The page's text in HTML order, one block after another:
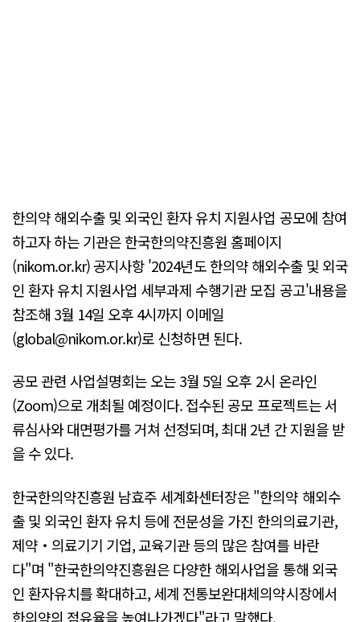
한의약 해외수출 및 외국인 환자 유치 지원사업 공모에 참여
하고자 하는 기관은 한국한의약진흥원 홈페이지
(nikom.or.kr) 공지사항 '2024년도 한의약 해외수출 및 외국
인 환자 유치 지원사업 세부과제 수행기관 모집 공고'내용을
참조해 3월 14일 오후 4시까지 이메일
(global@nikom.or.kr)로 신청하면 된다.
공모 관련 사업설명회는 오는 3월 5일 오후 2시 온라인
(Zoom)으로 개최될 예정이다. 접수된 공모 프로젝트는 서
류심사와 대면평가를 거쳐 선정되며, 최대 2년 간 지원을 받
을 수 있다.
한국한의약진흥원 남효주 세계화센터장은 "한의약 해외수
출 및 외국인 환자 유치 등에 전문성을 가진 한의의료기관,
제약‧의료기기 기업, 교육기관 등의 많은 참여를 바란
다"며 "한국한의약진흥원은 다양한 해외사업을 통해 외국
인 환자유치를 확대하고, 세계 전통보완대체의약시장에서
한의약의 점유율을 높여나가겠다"라고 말했다.